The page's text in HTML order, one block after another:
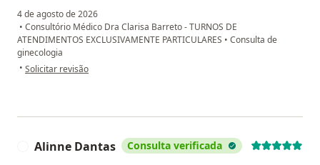
4 de agosto de 2026
• Consultório Médico Dra Clarisa Barreto - TURNOS DE
ATENDIMENTOS EXCLUSIVAMENTE PARTICULARES • Consulta de
ginecologia
• na opinião do utilizador K.M
Solicitar revisão
Alinne Dantas Consulta verificada